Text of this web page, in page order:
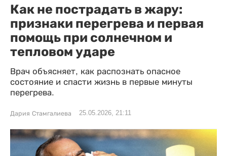
Как не пострадать в жару:
признаки перегрева и первая
помощь при солнечном и
тепловом ударе
Врач объясняет, как распознать опасное
состояние и спасти жизнь в первые минуты
перегрева.
Дария Стамгалиева 25.05.2026, 21:11